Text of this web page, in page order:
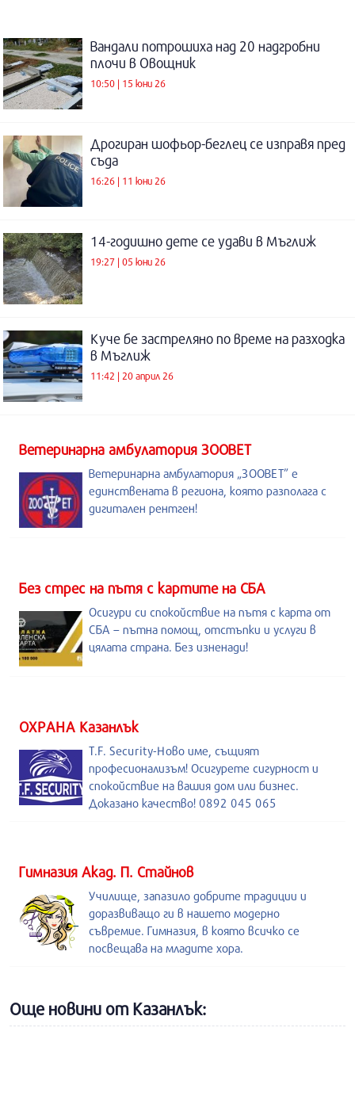
Вандали потрошиха над 20 надгробни
плочи в Овощник
10:50 | 15 юни 26
Дрогиран шофьор-беглец се изправя пред
съда
16:26 | 11 юни 26
14-годишно дете се удави в Мъглиж
19:27 | 05 юни 26
Куче бе застреляно по време на разходка
в Мъглиж
11:42 | 20 април 26
Ветеринарна амбулатория ЗООВЕТ
Ветеринарна амбулатория „ЗООВЕТ” е
единствената в региона, която разполага с
дигитален рентген!
Без стрес на пътя с картите на СБА
Осигури си спокойствие на пътя с карта от
СБА – пътна помощ, отстъпки и услуги в
цялата страна. Без изненади!
ОХРАНА Казанлък
T.F. Security-Ново име, същият
професионализъм! Осигурете сигурност и
спокойствие на вашия дом или бизнес.
Доказано качество! 0892 045 065
Гимназия Акад. П. Стайнов
Училище, запазило добрите традиции и
доразвиващо ги в нашето модерно
съвремие. Гимназия, в която всичко се
посвещава на младите хора.
Още новини от Казанлък: